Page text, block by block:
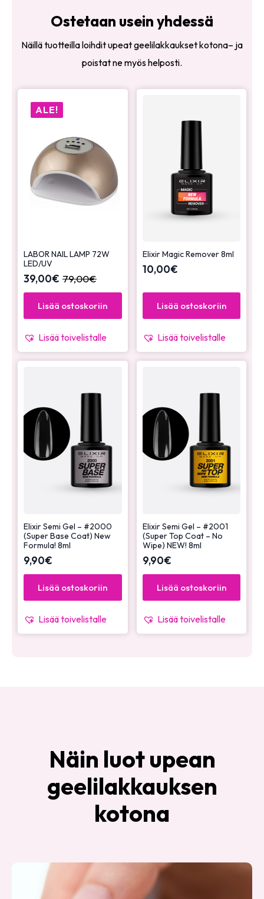
Ostetaan usein yhdessä
Näillä tuotteilla loihdit upeat geelilakkaukset kotona– ja
poistat ne myös helposti.
ALE!
LABOR NAIL LAMP 72W
LED/UV
79,00€
39,00€
Lisää ostoskoriin
Lisää toivelistalle
Elixir Magic Remover 8ml
10,00€
Lisää ostoskoriin
Lisää toivelistalle
Elixir Semi Gel – #2000
(Super Base Coat) New
Formula! 8ml
9,90€
Lisää ostoskoriin
Lisää toivelistalle
Elixir Semi Gel – #2001
(Super Top Coat – No
Wipe) NEW! 8ml
9,90€
Lisää ostoskoriin
Lisää toivelistalle
Näin luot upean
geelilakkauksen
kotona